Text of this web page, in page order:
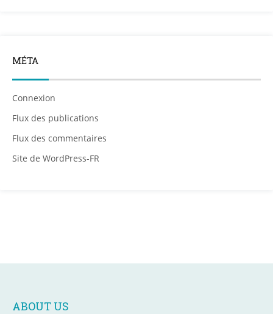
MÉTA
Connexion
Flux des publications
Flux des commentaires
Site de WordPress-FR
ABOUT US